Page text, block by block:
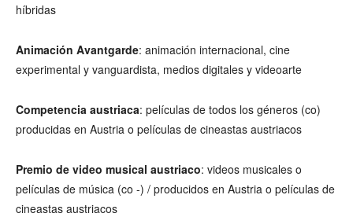
híbridas
Animación Avantgarde: animación internacional, cine
experimental y vanguardista, medios digitales y videoarte
Competencia austriaca: películas de todos los géneros (co)
producidas en Austria o películas de cineastas austriacos
Premio de video musical austriaco: videos musicales o
películas de música (co -) / producidos en Austria o películas de
cineastas austriacos